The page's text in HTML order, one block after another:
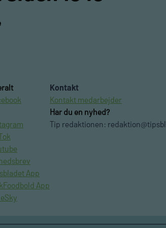
App
App
Kontakt
Kontakt medarbejder
Har du en nyhed?
Tip redaktionen: